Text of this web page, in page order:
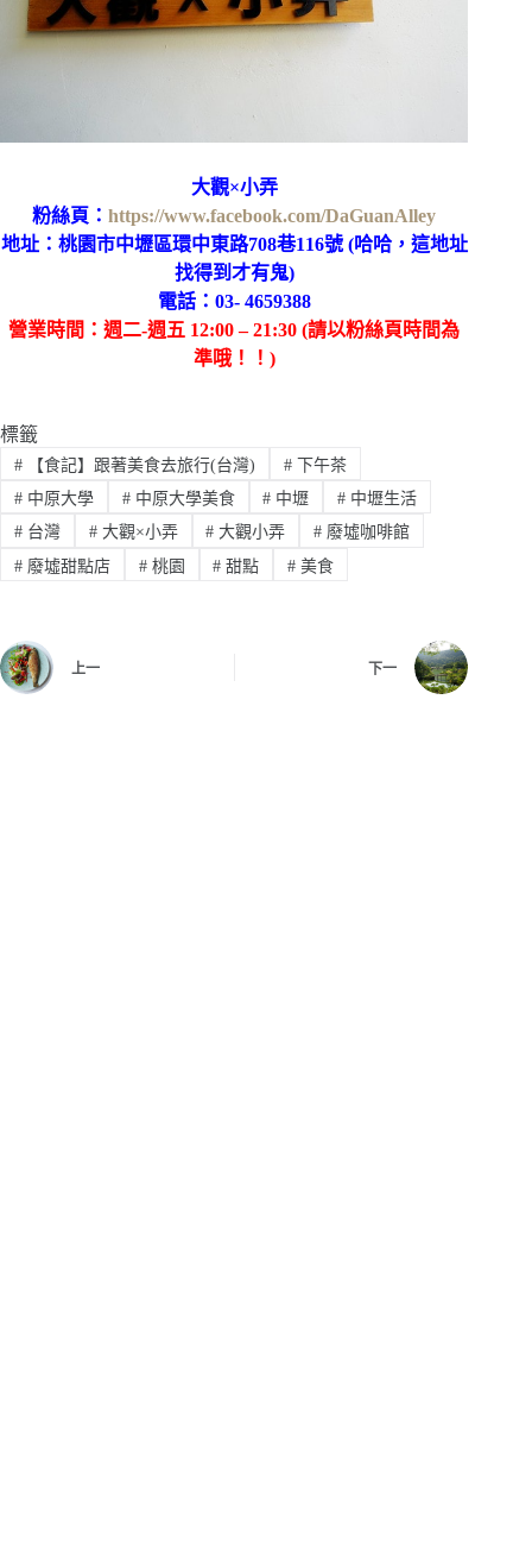
大觀×小弄
粉絲頁：https://www.facebook.com/DaGuanAlley
地址：桃園市中壢區環中東路708巷116號 (哈哈，這地址
找得到才有鬼)
電話：03- 4659388
營業時間：週二-週五 12:00 – 21:30 (請以粉絲頁時間為
準哦！！)
標籤
#【食記】跟著美食去旅行(台灣) #下午茶
#中原大學 #中原大學美食 # 中壢 # 中壢生活
#台灣 #大觀×小弄 # 大觀小弄 # 廢墟咖啡館
#廢墟甜點店 #桃園 # 甜點 # 美食
上一 下一